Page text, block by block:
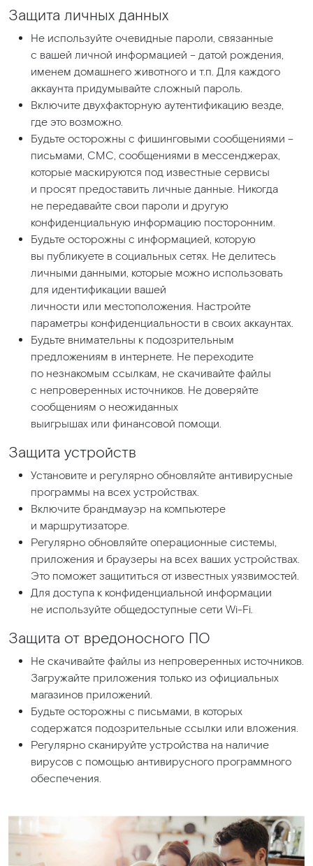
Защита личных данных
Не используйте очевидные пароли, связанные
с вашей личной информацией – датой рождения,
именем домашнего животного и т.п. Для каждого
аккаунта придумывайте сложный пароль.
Включите двухфакторную аутентификацию везде,
где это возможно.
Будьте осторожны с фишинговыми сообщениями –
письмами, СМС, сообщениями в мессенджерах,
которые маскируются под известные сервисы
и просят предоставить личные данные. Никогда
не передавайте свои пароли и другую
конфиденциальную информацию посторонним.
Будьте осторожны с информацией, которую
вы публикуете в социальных сетях. Не делитесь
личными данными, которые можно использовать
для идентификации вашей
личности или местоположения. Настройте
параметры конфиденциальности в своих аккаунтах.
Будьте внимательны к подозрительным
предложениям в интернете. Не переходите
по незнакомым ссылкам, не скачивайте файлы
с непроверенных источников. Не доверяйте
сообщениям о неожиданных
выигрышах или финансовой помощи.
Защита устройств
Установите и регулярно обновляйте антивирусные
программы на всех устройствах.
Включите брандмауэр на компьютере
и маршрутизаторе.
Регулярно обновляйте операционные системы,
приложения и браузеры на всех ваших устройствах.
Это поможет защититься от известных уязвимостей.
Для доступа к конфиденциальной информации
не используйте общедоступные сети Wi-Fi.
Защита от вредоносного ПО
Не скачивайте файлы из непроверенных источников.
Загружайте приложения только из официальных
магазинов приложений.
Будьте осторожны с письмами, в которых
содержатся подозрительные ссылки или вложения.
Регулярно сканируйте устройства на наличие
вирусов с помощью антивирусного программного
обеспечения.